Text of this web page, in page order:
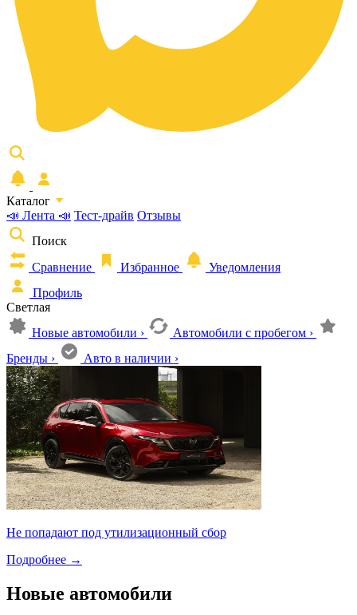
Каталог
📣 Лента 📣 Тест-драйв Отзывы
Поиск
Сравнение
Избранное
Уведомления
Профиль
Светлая
Новые автомобили › Автомобили с пробегом ›
Бренды › Авто в наличии ›
Не попадают под утилизационный сбор
Подробнее →
Новые автомобили